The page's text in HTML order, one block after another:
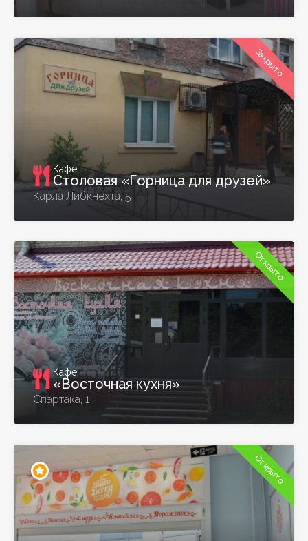
Закрыто
Кафе
Столовая «Горница для друзей»
Карла Либкнехта, 5
Открыто
Кафе
«Восточная кухня»
Спартака, 1
Открыто